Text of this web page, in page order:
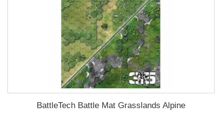
BattleTech Battle Mat Grasslands Alpine